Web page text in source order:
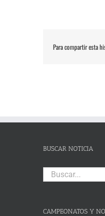
Para compartir esta
BUSCAR NOTICIA
Buscar:
CAMPEONATOS Y